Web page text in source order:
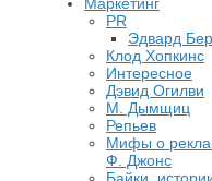
PR
Эдвард
Клод Хопкинс
Интересное
Дэвид Огилви
М. Дымщиц
Репьев
Мифы о
Ф. Джонс
Байки,